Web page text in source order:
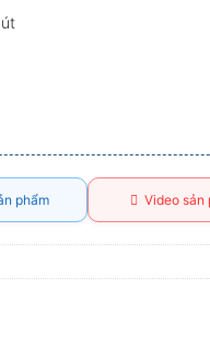
phẩm Video sản